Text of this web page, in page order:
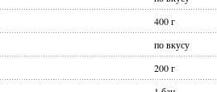
400 г
по вкусу
200 г